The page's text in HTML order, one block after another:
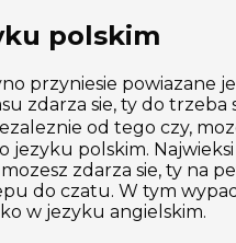
polskim
przyniesie powiazane
zdarza sie, ty do
od tego czy,
polskim.
zdarza sie, ty na
do czatu. W tym
w jezyku angielskim.